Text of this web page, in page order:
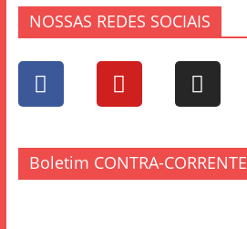
NOSSAS REDES SOCIAIS
Boletim CONTRA-CORRENTE